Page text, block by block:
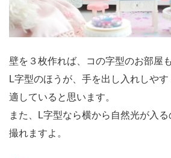
壁を３枚作れば、コの字型のお部屋
L字型のほうが、手を出し入れしや
適していると思います。
また、L字型なら横から自然光が入
撮れますよ。